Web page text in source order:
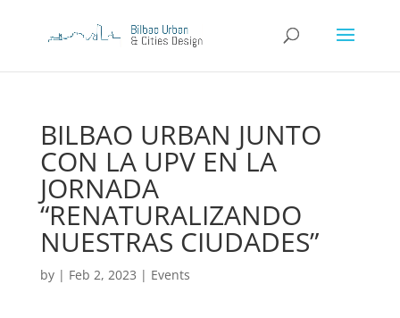
BILBAO URBAN JUNTO
CON LA UPV EN LA
JORNADA
“RENATURALIZANDO
NUESTRAS CIUDADES”
by | Feb 2, 2023 | Events